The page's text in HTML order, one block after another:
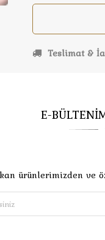
Teslimat &
E-
ürünlerimizden ve